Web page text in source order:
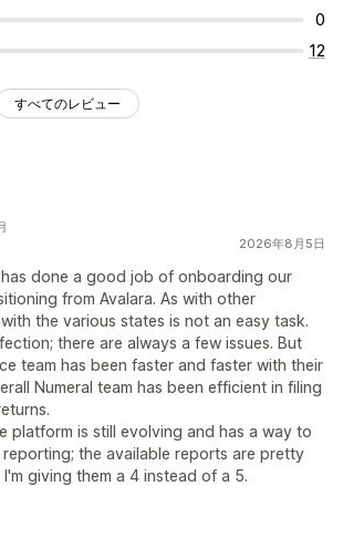
0
12
すべてのレビュー
2026年8月5日
has done a good job of onboarding our
from Avalara. As with other
the various states is not an easy task.
there are always a few issues. But
team has been faster and faster with their
Numeral team has been efficient in filing
platform is still evolving and has a way to
the available reports are pretty
giving them a 4 instead of a 5.